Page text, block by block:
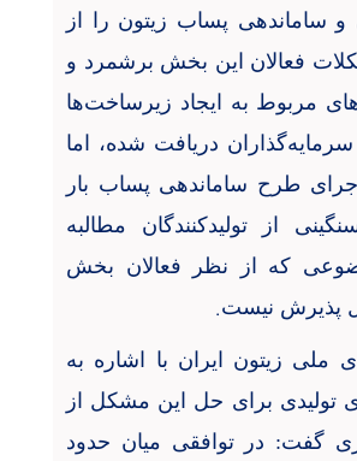
ساماندهی پساب زیتون را از
فعالان این بخش برشمرد و
مربوط به ایجاد زیرساخت‌ها
دریافت شده، اما
طرح ساماندهی پساب بار
از تولیدکنندگان مطالبه
که از نظر فعالان بخش
پذیرش نیست.
ملی زیتون ایران با اشاره به
تولیدی برای حل این مشکل از
گفت: در توافقی میان حدود